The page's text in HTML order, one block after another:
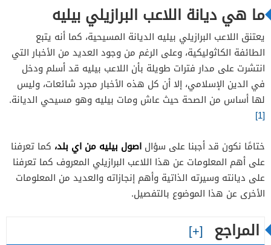
ما هي ديانة اللاعب البرازيلي بيليه
يعتنق اللاعب البرازيلي بيليه الديانة المسيحية، كما أنه يتبع
الطائفة الكاثوليكية، وعلى الرغم من وجود العديد من الأخبار التي
انتشرت على مدار فترات طويلة بأن اللاعب بيليه قد أسلم ودخل
في الدين الإسلامي، إلا أن كل هذه الأخبار مجرد شائعات، وليس
لها أساس من الصحة حيث عاش ومات بيليه وهو مسيحي الديانة.
[1]
ختامًا نكون قد أجبنا على سؤال اصول بيليه من اي بلد، كما تعرفنا
على أهم المعلومات عن هذا اللاعب البرازيلي المعروف كما تعرفنا
على ديانته وسيرته الذاتية وأهم إنجازاته والعديد من المعلومات
الأخرى عن هذا الموضوع بالتفصيل.
المراجع